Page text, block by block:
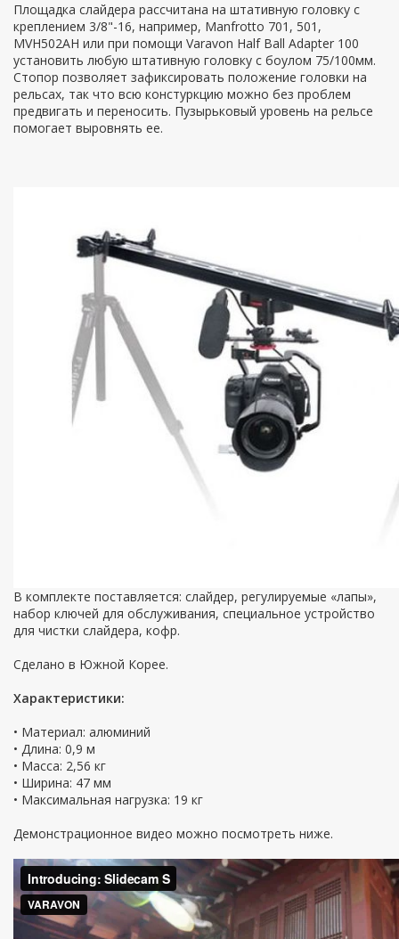
Площадка слайдера рассчитана на штативную головку с
креплением 3/8"-16, например, Manfrotto 701, 501,
MVH502AH или при помощи Varavon Half Ball Adapter 100
установить любую штативную головку с боулом 75/100мм.
Стопор позволяет зафиксировать положение головки на
рельсах, так что всю констуркцию можно без проблем
предвигать и переносить. Пузырьковый уровень на рельсе
помогает выровнять ее.
В комплекте поставляется: слайдер, регулируемые «лапы»,
набор ключей для обслуживания, специальное устройство
для чистки слайдера, кофр.
Сделано в Южной Корее.
Характеристики:
• Материал: алюминий
• Длина: 0,9 м
• Масса: 2,56 кг
• Ширина: 47 мм
• Максимальная нагрузка: 19 кг
Демонстрационное видео можно посмотреть ниже.